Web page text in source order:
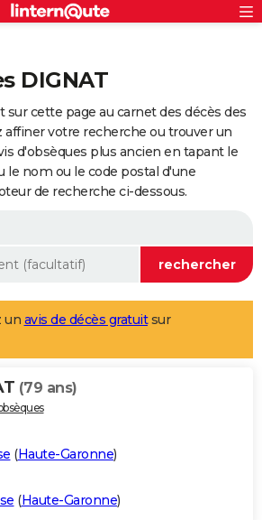
DIGNAT
cette page au carnet des décès des
affiner votre recherche ou trouver un
d'obsèques plus ancien en tapant le
le nom ou le code postal d'une
de recherche ci-dessous.
un avis de décès gratuitsur
(79 ans)
(Haute-Garonne)
(Haute-Garonne)